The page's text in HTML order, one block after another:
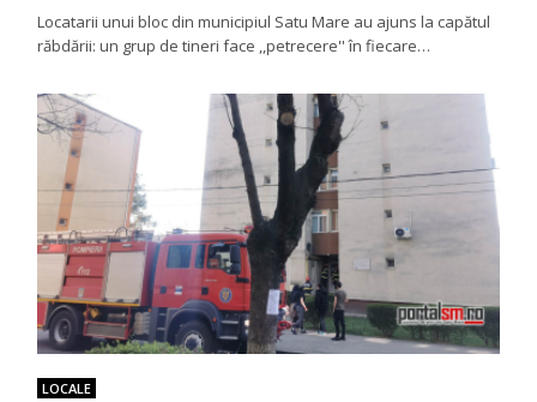
Locatarii unui bloc din municipiul Satu Mare au ajuns la capătul
răbdării: un grup de tineri face ,,petrecere'' în fiecare…
LOCALE